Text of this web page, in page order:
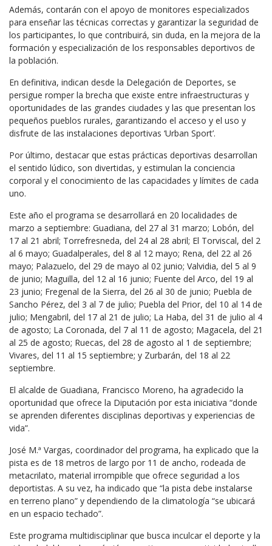
Además, contarán con el apoyo de monitores especializados
para enseñar las técnicas correctas y garantizar la seguridad de
los participantes, lo que contribuirá, sin duda, en la mejora de la
formación y especialización de los responsables deportivos de
la población.
En definitiva, indican desde la Delegación de Deportes, se
persigue romper la brecha que existe entre infraestructuras y
oportunidades de las grandes ciudades y las que presentan los
pequeños pueblos rurales, garantizando el acceso y el uso y
disfrute de las instalaciones deportivas ‘Urban Sport’.
Por último, destacar que estas prácticas deportivas desarrollan
el sentido lúdico, son divertidas, y estimulan la conciencia
corporal y el conocimiento de las capacidades y límites de cada
uno.
Este año el programa se desarrollará en 20 localidades de
marzo a septiembre: Guadiana, del 27 al 31 marzo; Lobón, del
17 al 21 abril; Torrefresneda, del 24 al 28 abril; El Torviscal, del 2
al 6 mayo; Guadalperales, del 8 al 12 mayo; Rena, del 22 al 26
mayo; Palazuelo, del 29 de mayo al 02 junio; Valvidia, del 5 al 9
de junio; Maguilla, del 12 al 16 junio; Fuente del Arco, del 19 al
23 junio; Fregenal de la Sierra, del 26 al 30 de junio; Puebla de
Sancho Pérez, del 3 al 7 de julio; Puebla del Prior, del 10 al 14 de
julio; Mengabril, del 17 al 21 de julio; La Haba, del 31 de julio al 4
de agosto; La Coronada, del 7 al 11 de agosto; Magacela, del 21
al 25 de agosto; Ruecas, del 28 de agosto al 1 de septiembre;
Vivares, del 11 al 15 septiembre; y Zurbarán, del 18 al 22
septiembre.
El alcalde de Guadiana, Francisco Moreno, ha agradecido la
oportunidad que ofrece la Diputación por esta iniciativa “donde
se aprenden diferentes disciplinas deportivas y experiencias de
vida”.
José M.ª Vargas, coordinador del programa, ha explicado que la
pista es de 18 metros de largo por 11 de ancho, rodeada de
metacrilato, material irrompible que ofrece seguridad a los
deportistas. A su vez, ha indicado que “la pista debe instalarse
en terreno plano” y dependiendo de la climatología “se ubicará
en un espacio techado”.
Este programa multidisciplinar que busca inculcar el deporte y la